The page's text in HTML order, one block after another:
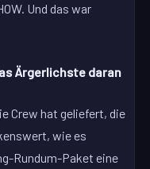
Und das war
Ärgerlichste daran
Crew hat geliefert, die
wie es
Rundum-Paket eine